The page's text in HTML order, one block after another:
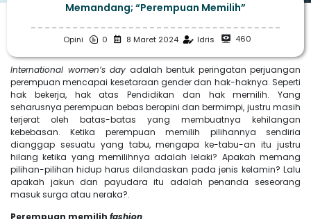
Memandang; “Perempuan Memilih”
Opini 0 8 Maret 2024 Idris 460
International women’s day adalah bentuk peringatan perjuangan
perempuan mencapai kesetaraan gender dan hak-haknya. Seperti
hak bekerja, hak atas Pendidikan dan hak memilih. Yang
seharusnya perempuan bebas beropini dan bermimpi, justru masih
terjerat oleh batas-batas yang membuatnya kehilangan
kebebasan. Ketika perempuan memilih pilihannya sendiria
dianggap sesuatu yang tabu, mengapa ke-tabu-an itu justru
hilang ketika yang memilihnya adalah lelaki? Apakah memang
pilihan-pilihan hidup harus dilandaskan pada jenis kelamin? Lalu
apakah jakun dan payudara itu adalah penanda seseorang
masuk surga atau neraka?.
Perempuan memilih fashion